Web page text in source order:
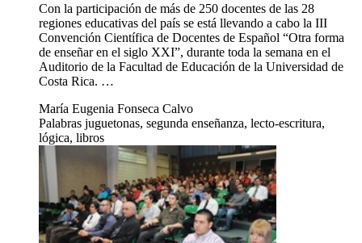
Con la participación de más de 250 docentes de las 28
regiones educativas del país se está llevando a cabo la III
Convención Científica de Docentes de Español “Otra forma
de enseñar en el siglo XXI”, durante toda la semana en el
Auditorio de la Facultad de Educación de la Universidad de
Costa Rica. …
María Eugenia Fonseca Calvo
Palabras juguetonas, segunda enseñanza, lecto-escritura,
lógica, libros